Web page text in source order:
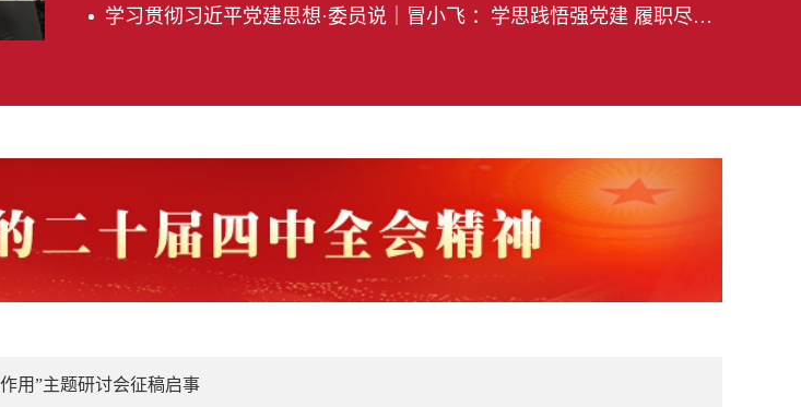
学习贯彻习近平党建思想·委员说｜冒小飞 ：学思践悟强党建 履职尽责聚合力
用”主题研讨会征稿启事